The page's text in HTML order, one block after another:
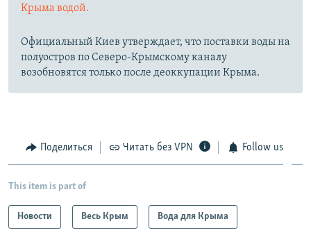
Крыма водой.
Официальный Киев утверждает, что поставки воды на
полуостров по Северо-Крымскому каналу
возобновятся только после деоккупации Крыма.
Поделиться Читать без VPN Follow us
This item is part of
Новости Весь Крым Вода для Крыма